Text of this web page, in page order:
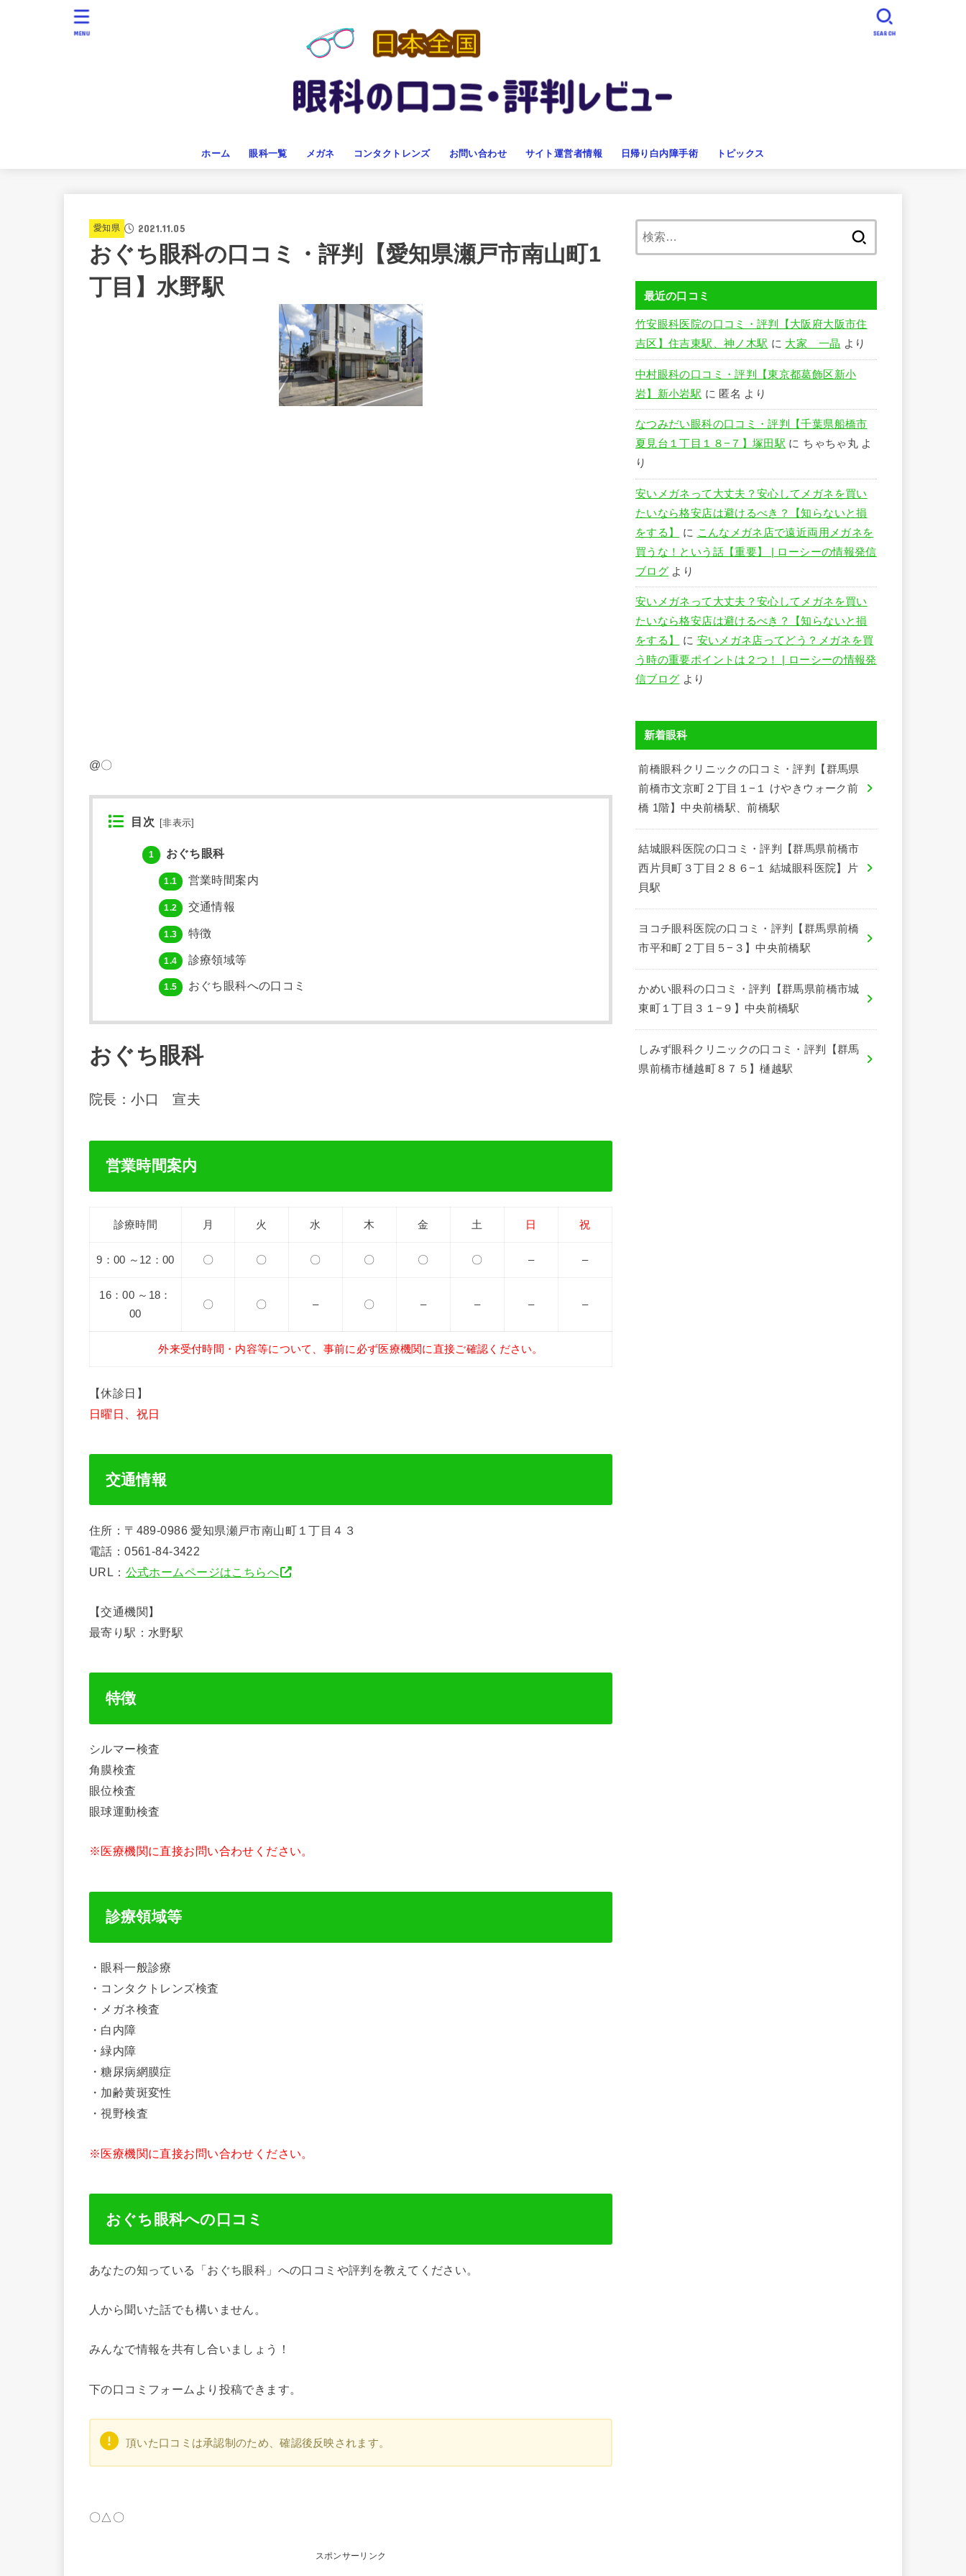
ホーム 眼科一覧 メガネ コンタクトレンズ お問い合わせ サイト運営者情報 日帰り白内障手術 トピックス
SEARCH
MENU
愛知県 2021.11.05
おぐち眼科の口コミ・評判【愛知県瀬戸市南山町1
丁目】水野駅
@〇
目次 [非表示]
1 おぐち眼科
1.1 営業時間案内
1.2 交通情報
1.3 特徴
1.4 診療領域等
1.5 おぐち眼科への口コミ
おぐち眼科
院長：小口 宣夫
営業時間案内
診療時間 月 火 水 木 金 土 日 祝
9：00 ～12：00 〇 〇 〇 〇 〇 〇 – –
16：00 ～18：
00
〇 〇 – 〇 – – – –
外来受付時間・内容等について、事前に必ず医療機関に直接ご確認ください。
【休診日】
日曜日、祝日
交通情報
住所：〒489-0986 愛知県瀬戸市南山町１丁目４３
電話：0561-84-3422
URL： 公式ホームページはこちらへ
【交通機関】
最寄り駅：水野駅
特徴
シルマー検査
角膜検査
眼位検査
眼球運動検査
※医療機関に直接お問い合わせください。
診療領域等
・眼科一般診療
・コンタクトレンズ検査
・メガネ検査
・白内障
・緑内障
・糖尿病網膜症
・加齢黄斑変性
・視野検査
※医療機関に直接お問い合わせください。
おぐち眼科への口コミ
あなたの知っている「おぐち眼科」への口コミや評判を教えてください。
人から聞いた話でも構いません。
みんなで情報を共有し合いましょう！
下の口コミフォームより投稿できます。
頂いた口コミは承認制のため、確認後反映されます。
〇△〇
スポンサーリンク
最近の口コミ
竹安眼科医院の口コミ・評判【大阪府大阪市住
吉区】住吉東駅、神ノ木駅 に 大家 一晶 より
中村眼科の口コミ・評判【東京都葛飾区新小
岩】新小岩駅 に 匿名 より
なつみだい眼科の口コミ・評判【千葉県船橋市
夏見台１丁目１８−７】塚田駅 に ちゃちゃ丸 よ
り
安いメガネって大丈夫？安心してメガネを買い
たいなら格安店は避けるべき？【知らないと損
をする】
に こんなメガネ店で遠近両用メガネを
買うな！という話【重要】 | ローシーの情報発信
ブログ より
安いメガネって大丈夫？安心してメガネを買い
たいなら格安店は避けるべき？【知らないと損
をする】
に 安いメガネ店ってどう？メガネを買
う時の重要ポイントは２つ！ | ローシーの情報発
信ブログ より
新着眼科
前橋眼科クリニックの口コミ・評判【群馬県
前橋市文京町２丁目１−１ けやきウォーク前
橋 1階】中央前橋駅、前橋駅
結城眼科医院の口コミ・評判【群馬県前橋市
西片貝町３丁目２８６−１ 結城眼科医院】片
貝駅
ヨコチ眼科医院の口コミ・評判【群馬県前橋
市平和町２丁目５−３】中央前橋駅
かめい眼科の口コミ・評判【群馬県前橋市城
東町１丁目３１−９】中央前橋駅
しみず眼科クリニックの口コミ・評判【群馬
県前橋市樋越町８７５】樋越駅